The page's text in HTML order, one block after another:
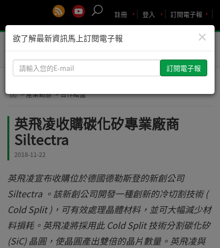
訂閱電子報
登入
註冊
Toggle
> 產業動態 > 合作結盟
英飛凌收購碳化矽專業廠商
Siltectra
2018-11-22
英飛凌宣布收購位於德國德勒斯登的新創公司
Siltectra 。該新創公司開發一種創新的冷切割技術 (
Cold Split )，可有效處理晶體材料，並可大幅減少材
料損耗。英飛凌將採用此 Cold Split 技術分割碳化矽
(SiC) 晶圓，使晶圓產出雙倍的晶片數量。英飛凌與
×
欲了解最新資訊馬上訂閱電子報
請
輸
您
E-
mail